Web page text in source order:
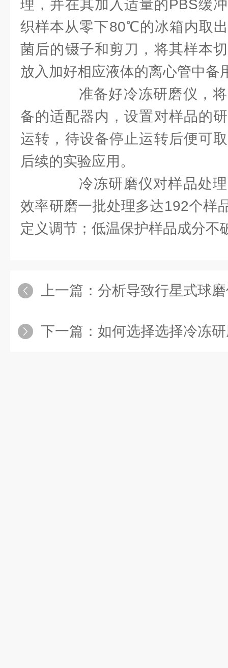
理，并在其加入适量的PBS缓
织样本从零下80℃的冰箱内取
菌后的镊子和剪刀，将其样本
放入加好相应液体的离心管中备
准备好冷冻研磨仪，将
备的适配器内，设置对样品的
运转，待设备停止运转后便可
后续的实验应用。
冷冻研磨仪对样品处理
效率研磨一批处理多达192个样
定义调节；低温保护样品成分不
上一篇： 分析导致行星式球磨仪
下一篇： 如何选择选择冷冻